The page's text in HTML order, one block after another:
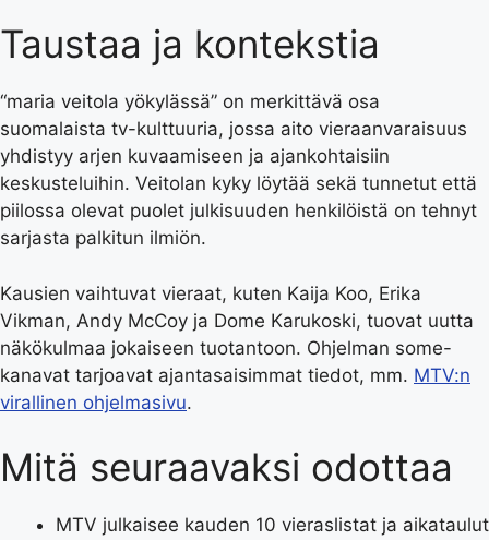
Taustaa ja kontekstia
“maria veitola yökylässä” on merkittävä osa
suomalaista tv-kulttuuria, jossa aito vieraanvaraisuus
yhdistyy arjen kuvaamiseen ja ajankohtaisiin
keskusteluihin. Veitolan kyky löytää sekä tunnetut että
piilossa olevat puolet julkisuuden henkilöistä on tehnyt
sarjasta palkitun ilmiön.
Kausien vaihtuvat vieraat, kuten Kaija Koo, Erika
Vikman, Andy McCoy ja Dome Karukoski, tuovat uutta
näkökulmaa jokaiseen tuotantoon. Ohjelman some-
kanavat tarjoavat ajantasaisimmat tiedot, mm. MTV:n
virallinen ohjelmasivu.
Mitä seuraavaksi odottaa
MTV julkaisee kauden 10 vieraslistat ja aikataulut